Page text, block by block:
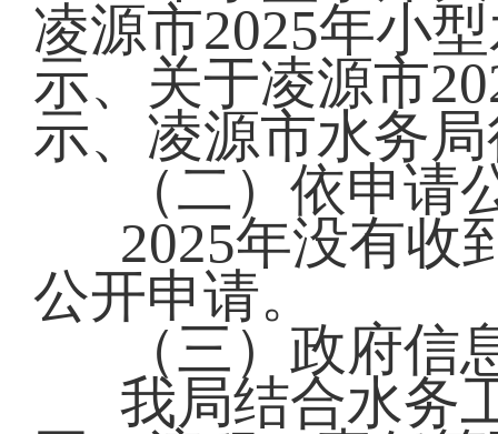
凌源市2025年小
示、关于凌源市
示、凌源市水务
（二）依申请
2025年没有收
公开申请。
（三）政府信
我局结合水务